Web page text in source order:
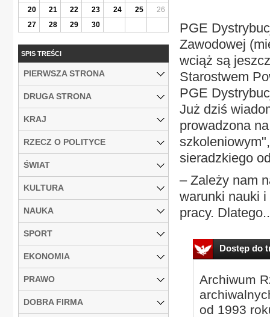
PGE
Zawodowej
wciąż są
Starostwem
PGE
Już dziś
prowadzona
sieradzkiego
– Zależy nam
warunki nauki
pracy.
Dostęp do
Archiwum
od 1993
20
21 22 23 24 25
26
27
28 29 30
SPIS TREŚCI
PIERWSZA STRONA
DRUGA STRONA
KRAJ
RZECZ O POLITYCE
ŚWIAT
KULTURA
NAUKA
SPORT
EKONOMIA
PRAWO
DOBRA FIRMA